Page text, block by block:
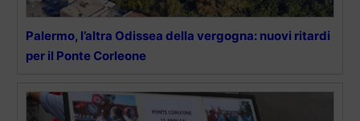
Palermo, l’altra Odissea della vergogna: nuovi ritardi
per il Ponte Corleone